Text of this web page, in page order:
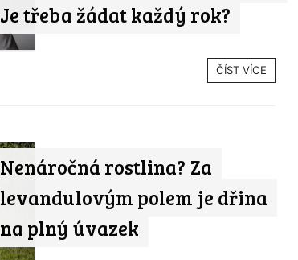
Je třeba žádat každý rok?
ČÍST VÍCE
Nenáročná rostlina? Za
levandulovým polem je dřina
na plný úvazek